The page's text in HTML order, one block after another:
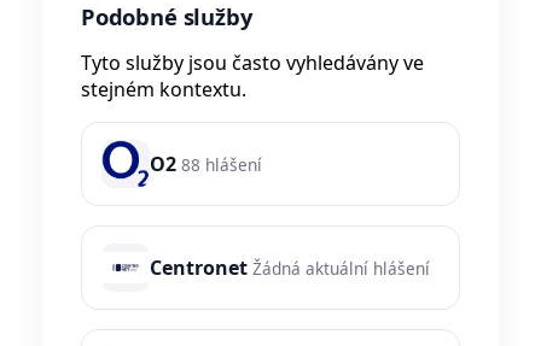
Podobné služby
Tyto služby jsou často vyhledávány ve
stejném kontextu.
O2 88 hlášení
Centronet Žádná aktuální hlášení